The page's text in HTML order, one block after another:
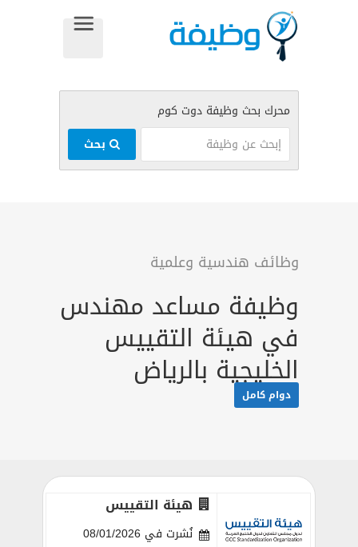
وظائف هندسية وعلمية
وظيفة مساعد مهندس
في هيئة التقييس
الخليجية بالرياض
دوام كامل
هيئة التقييس
نُشرت في 08/01/2026